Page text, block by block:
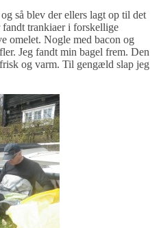
så blev der ellers lagt op til det
trankiaer i forskellige
omelet. Nogle med bacon og
Jeg fandt min bagel frem. Den
og varm. Til gengæld slap jeg